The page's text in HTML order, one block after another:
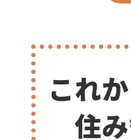
これ
住